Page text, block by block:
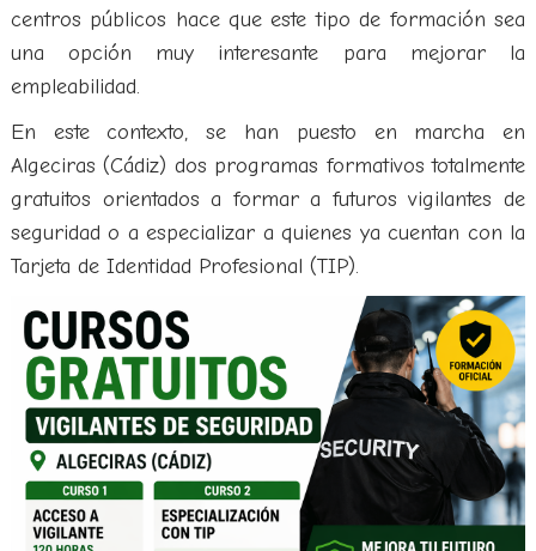
centros públicos hace que este tipo de formación sea
una opción muy interesante para mejorar la
empleabilidad.
En este contexto, se han puesto en marcha en
Algeciras (Cádiz) dos programas formativos totalmente
gratuitos orientados a formar a futuros vigilantes de
seguridad o a especializar a quienes ya cuentan con la
Tarjeta de Identidad Profesional (TIP).